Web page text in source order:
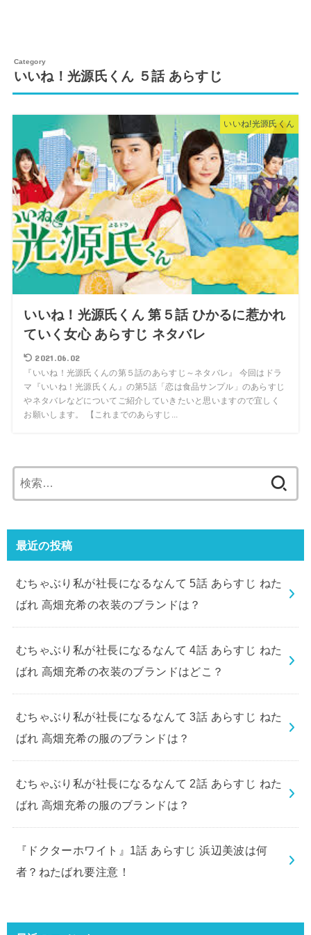
いいね！光源氏くん ５話 あらすじ
いいね!光源氏くん
いいね！光源氏くん 第５話 ひかるに惹かれ
ていく女心 あらすじ ネタバレ
2021.06.02
『いいね！光源氏くんの第５話のあらすじ～ネタバレ』 今回はドラ
マ『いいね！光源氏くん』の第5話「恋は食品サンプル」のあらすじ
やネタバレなどについてご紹介していきたいと思いますので宜しく
お願いします。 【これまでのあらすじ...
索:
最近の投稿
むちゃぶり私が社長になるなんて 5話 あらすじ ねた
ばれ 高畑充希の衣装のブランドは？
むちゃぶり私が社長になるなんて 4話 あらすじ ねた
ばれ 高畑充希の衣装のブランドはどこ？
むちゃぶり私が社長になるなんて 3話 あらすじ ねた
ばれ 高畑充希の服のブランドは？
むちゃぶり私が社長になるなんて 2話 あらすじ ねた
ばれ 高畑充希の服のブランドは？
『ドクターホワイト』1話 あらすじ 浜辺美波は何
者？ねたばれ要注意！